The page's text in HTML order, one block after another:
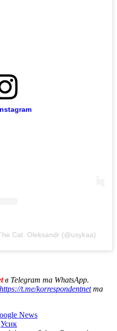
Cat. Oleksandr (@usykaa)
в Telegram та WhatsApp.
https://t.me/korrespondentnetта
News
Усик